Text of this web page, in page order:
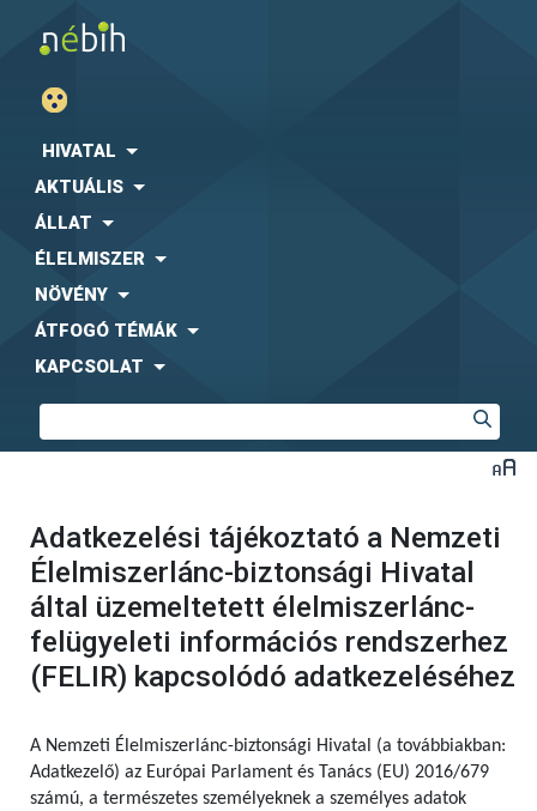
HIVATAL
AKTUÁLIS
ÁLLAT
ÉLELMISZER
NÖVÉNY
ÁTFOGÓ TÉMÁK
KAPCSOLAT
Adatkezelési tájékoztató a Nemzeti
Élelmiszerlánc-biztonsági Hivatal
által üzemeltetett élelmiszerlánc-
felügyeleti információs rendszerhez
(FELIR) kapcsolódó adatkezeléséhez
A Nemzeti Élelmiszerlánc-biztonsági Hivatal (a továbbiakban:
Adatkezelő) az Európai Parlament és Tanács (EU) 2016/679
számú, a természetes személyeknek a személyes adatok